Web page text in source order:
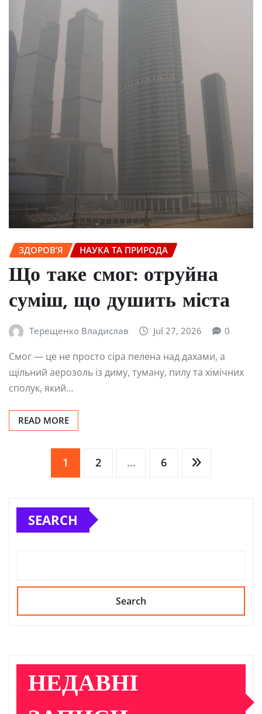
ЗДОРОВ’Я НАУКА ТА ПРИРОДА
Що таке смог: отруйна
суміш, що душить міста
Терещенко Владислав Jul 27, 2026 0
Смог — це не просто сіра пелена над дахами, а
щільний аерозоль із диму, туману, пилу та хімічних
сполук, який…
READ MORE
Posts1 2 … 6
SEARCH
Search
НЕДАВНІ